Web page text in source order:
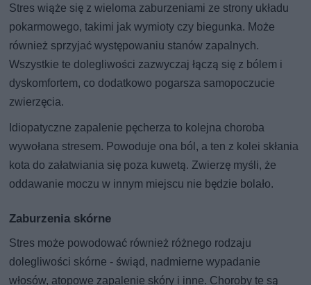
Stres wiąże się z wieloma zaburzeniami ze strony układu
pokarmowego, takimi jak wymioty czy biegunka. Może
również sprzyjać występowaniu stanów zapalnych.
Wszystkie te dolegliwości zazwyczaj łączą się z bólem i
dyskomfortem, co dodatkowo pogarsza samopoczucie
zwierzęcia.
Idiopatyczne zapalenie pęcherza to kolejna choroba
wywołana stresem. Powoduje ona ból, a ten z kolei skłania
kota do załatwiania się poza kuwetą. Zwierzę myśli, że
oddawanie moczu w innym miejscu nie będzie bolało.
Zaburzenia skórne
Stres może powodować również różnego rodzaju
dolegliwości skórne - świąd, nadmierne wypadanie
włosów, atopowe zapalenie skóry i inne. Choroby te są